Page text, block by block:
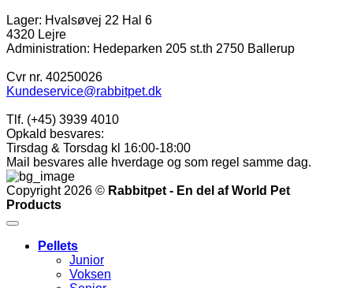
Lager: Hvalsøvej 22 Hal 6
4320 Lejre
Administration: Hedeparken 205 st.th 2750 Ballerup
Cvr nr. 40250026
Kundeservice@rabbitpet.dk
Tlf. (+45) 3939 4010
Opkald besvares:
Tirsdag & Torsdag kl 16:00-18:00
Mail besvares alle hverdage og som regel samme dag.
Copyright 2026 © Rabbitpet - En del af World Pet
Products
Pellets
Junior
Voksen